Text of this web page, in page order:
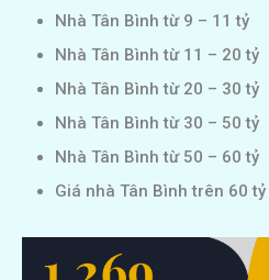
Nhà Tân Bình từ 9 – 11 tỷ
Nhà Tân Bình từ 11 – 20 tỷ
Nhà Tân Bình từ 20 – 30 tỷ
Nhà Tân Bình từ 30 – 50 tỷ
Nhà Tân Bình từ 50 – 60 tỷ
Giá nhà Tân Bình trên 60 tỷ